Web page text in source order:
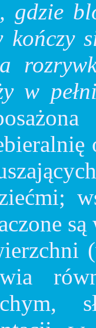
gdzie
kończy
w